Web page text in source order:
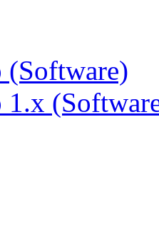
(Software)
1.x